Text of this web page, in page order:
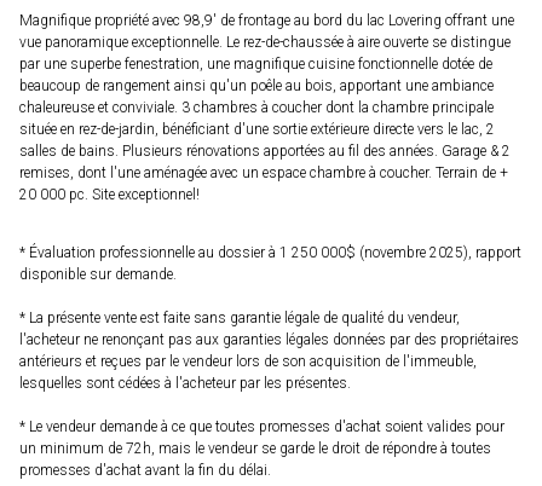
Magnifique propriété avec 98,9' de frontage au bord du lac Lovering offrant une
vue panoramique exceptionnelle. Le rez-de-chaussée à aire ouverte se distingue
par une superbe fenestration, une magnifique cuisine fonctionnelle dotée de
beaucoup de rangement ainsi qu'un poêle au bois, apportant une ambiance
chaleureuse et conviviale. 3 chambres à coucher dont la chambre principale
située en rez-de-jardin, bénéficiant d'une sortie extérieure directe vers le lac, 2
salles de bains. Plusieurs rénovations apportées au fil des années. Garage & 2
remises, dont l'une aménagée avec un espace chambre à coucher. Terrain de +
20 000 pc. Site exceptionnel!
* Évaluation professionnelle au dossier à 1 250 000$ (novembre 2025), rapport
disponible sur demande.
* La présente vente est faite sans garantie légale de qualité du vendeur,
l'acheteur ne renonçant pas aux garanties légales données par des propriétaires
antérieurs et reçues par le vendeur lors de son acquisition de l'immeuble,
lesquelles sont cédées à l'acheteur par les présentes.
* Le vendeur demande à ce que toutes promesses d'achat soient valides pour
un minimum de 72h, mais le vendeur se garde le droit de répondre à toutes
promesses d'achat avant la fin du délai.